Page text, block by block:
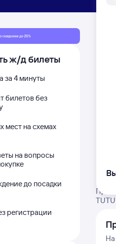
ж/д билеты
за 4 минуты
билетов без
на схемах
на вопросы
до посадки
регистрации
На